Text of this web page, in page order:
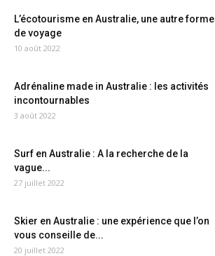
L’écotourisme en Australie, une autre forme
de voyage
10 août 2022
Adrénaline made in Australie : les activités
incontournables
3 août 2022
Surf en Australie : A la recherche de la
vague...
27 juillet 2022
Skier en Australie : une expérience que l’on
vous conseille de...
20 juillet 2022